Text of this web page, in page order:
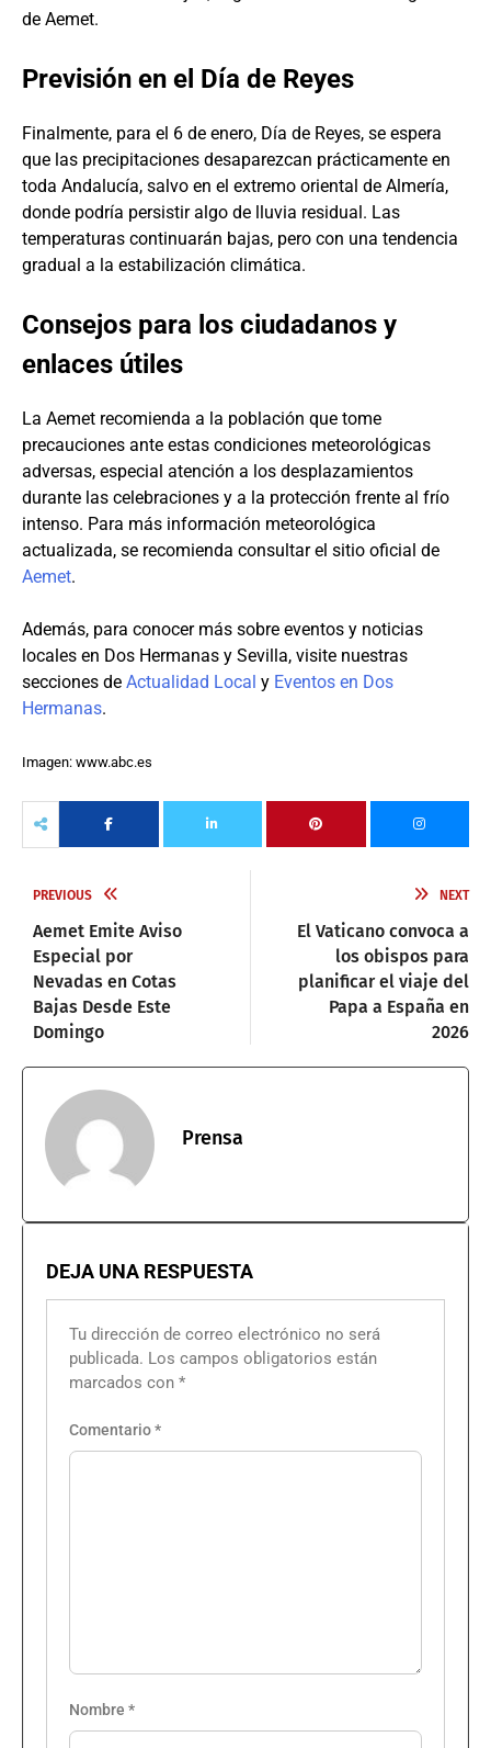
de Aemet.
Previsión en el Día de Reyes
Finalmente, para el 6 de enero, Día de Reyes, se espera
que las precipitaciones desaparezcan prácticamente en
toda Andalucía, salvo en el extremo oriental de Almería,
donde podría persistir algo de lluvia residual. Las
temperaturas continuarán bajas, pero con una tendencia
gradual a la estabilización climática.
Consejos para los ciudadanos y
enlaces útiles
La Aemet recomienda a la población que tome
precauciones ante estas condiciones meteorológicas
adversas, especial atención a los desplazamientos
durante las celebraciones y a la protección frente al frío
intenso. Para más información meteorológica
actualizada, se recomienda consultar el sitio oficial de
Aemet.
Además, para conocer más sobre eventos y noticias
locales en Dos Hermanas y Sevilla, visite nuestras
secciones de Actualidad Local y Eventos en Dos
Hermanas.
Imagen: www.abc.es
PREVIOUS
Aemet Emite Aviso
Especial por
Nevadas en Cotas
Bajas Desde Este
Domingo
NEXT
El Vaticano convoca a
los obispos para
planificar el viaje del
Papa a España en
2026
Prensa
DEJA UNA RESPUESTA
Tu dirección de correo electrónico no será
publicada. Los campos obligatorios están
marcados con *
Comentario*
Nombre *